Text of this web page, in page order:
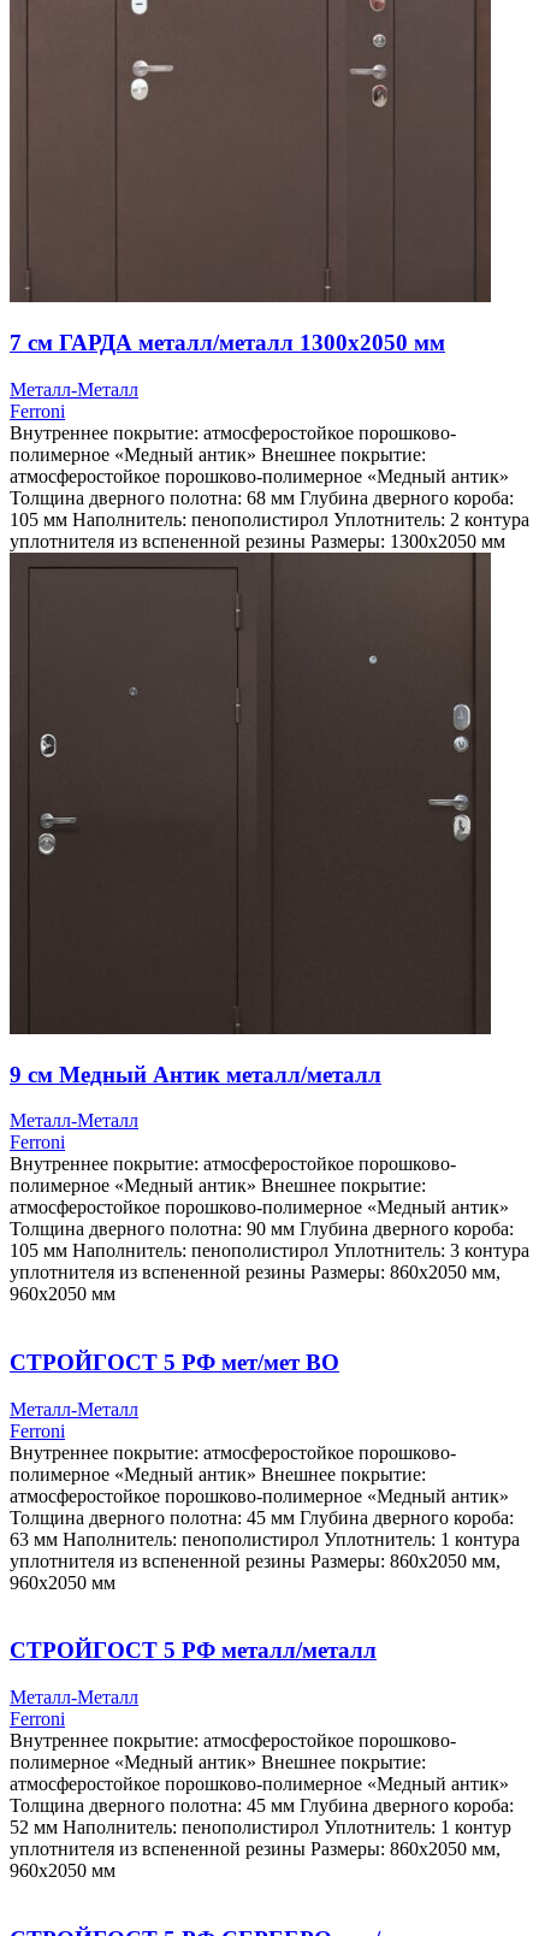
7 см ГАРДА металл/металл 1300х2050 мм
Металл-Металл
Ferroni
Внутреннее покрытие: атмосферостойкое порошково-
полимерное «Медный антик» Внешнее покрытие:
атмосферостойкое порошково-полимерное «Медный антик»
Толщина дверного полотна: 68 мм Глубина дверного короба:
105 мм Наполнитель: пенополистирол Уплотнитель: 2 контура
уплотнителя из вспененной резины Размеры: 1300х2050 мм
9 см Медный Антик металл/металл
Металл-Металл
Ferroni
Внутреннее покрытие: атмосферостойкое порошково-
полимерное «Медный антик» Внешнее покрытие:
атмосферостойкое порошково-полимерное «Медный антик»
Толщина дверного полотна: 90 мм Глубина дверного короба:
105 мм Наполнитель: пенополистирол Уплотнитель: 3 контура
уплотнителя из вспененной резины Размеры: 860х2050 мм,
960х2050 мм
СТРОЙГОСТ 5 РФ мет/мет ВО
Металл-Металл
Ferroni
Внутреннее покрытие: атмосферостойкое порошково-
полимерное «Медный антик» Внешнее покрытие:
атмосферостойкое порошково-полимерное «Медный антик»
Толщина дверного полотна: 45 мм Глубина дверного короба:
63 мм Наполнитель: пенополистирол Уплотнитель: 1 контура
уплотнителя из вспененной резины Размеры: 860х2050 мм,
960х2050 мм
СТРОЙГОСТ 5 РФ металл/металл
Металл-Металл
Ferroni
Внутреннее покрытие: атмосферостойкое порошково-
полимерное «Медный антик» Внешнее покрытие:
атмосферостойкое порошково-полимерное «Медный антик»
Толщина дверного полотна: 45 мм Глубина дверного короба:
52 мм Наполнитель: пенополистирол Уплотнитель: 1 контур
уплотнителя из вспененной резины Размеры: 860х2050 мм,
960х2050 мм